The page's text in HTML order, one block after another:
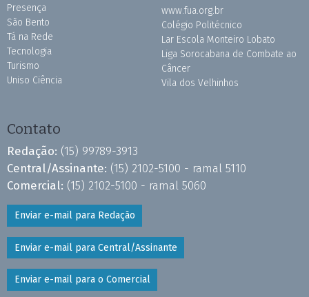
Presença
São Bento
Tá na Rede
Tecnologia
Turismo
Uniso Ciência
www.fua.org.br
Colégio Politécnico
Lar Escola Monteiro Lobato
Liga Sorocabana de Combate ao
Câncer
Vila dos Velhinhos
Contato
Redação: (15) 99789-3913
Central/Assinante: (15) 2102-5100 - ramal 5110
Comercial: (15) 2102-5100 - ramal 5060
Enviar e-mail para Redação
Enviar e-mail para Central/Assinante
Enviar e-mail para o Comercial